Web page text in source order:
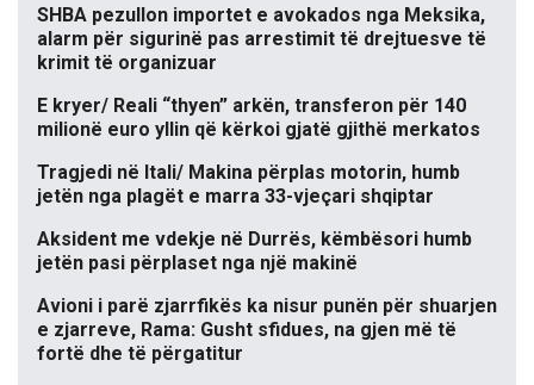
SHBA pezullon importet e avokados nga Meksika,
alarm për sigurinë pas arrestimit të drejtuesve të
krimit të organizuar
E kryer/ Reali “thyen” arkën, transferon për 140
milionë euro yllin që kërkoi gjatë gjithë merkatos
Tragjedi në Itali/ Makina përplas motorin, humb
jetën nga plagët e marra 33-vjeçari shqiptar
Aksident me vdekje në Durrës, këmbësori humb
jetën pasi përplaset nga një makinë
Avioni i parë zjarrfikës ka nisur punën për shuarjen
e zjarreve, Rama: Gusht sfidues, na gjen më të
fortë dhe të përgatitur